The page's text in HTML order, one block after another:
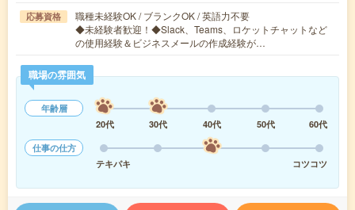
応募資格
職種未経験OK / ブランクOK / 英語力不要
◆未経験者歓迎！◆Slack、Teams、ロケットチャットなど
の使用経験＆ビジネスメールの作成経験が…
職場の雰囲気
年齢層
20代
30代 40代 50代
60代
仕事の仕方
テキパキ
コツコツ